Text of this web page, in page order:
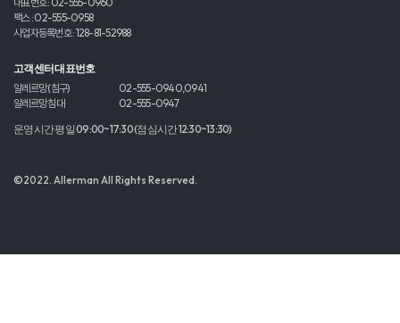
팩스 : 02-555-0958
사업자등록번호 : 128-81-52988
고객센터 대표번호
알레르망 (침구)
02-555-0940,0941
알레르망 침대
02-555-0947
운영시간 평일 09:00~17:30 (점심시간 12:30~13:30)
©2022. Allerman All Rights Reserved.